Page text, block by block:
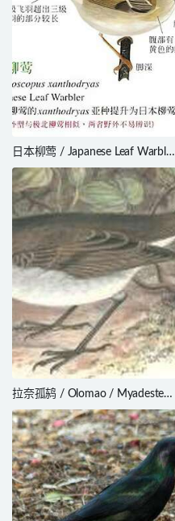
日本柳莺 / Japanese Leaf Warbler
/ Phylloscopus xanthodryas
拉奈孤鸫 / Olomao / Myadestes
lanaiensis